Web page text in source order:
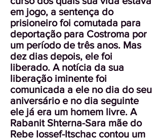
em jogo, a sentença do
prisioneiro foi comutada para
deportação para Costroma por
um período de três anos. Mas
dez dias depois, ele foi
liberado. A notícia da sua
liberação iminente foi
comunicada a ele no dia do seu
aniversário e no dia seguinte
ele já era um homem livre. A
Rabanit Shterna-Sara mãe do
Rebe Iossef-Itschac contou um